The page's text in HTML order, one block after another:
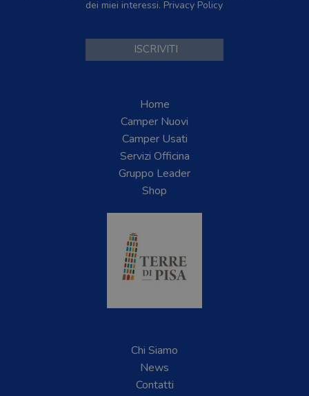
dei miei interessi. Privacy Policy
Home
Camper Nuovi
Camper Usati
Servizi Officina
Gruppo Leader
Shop
Chi Siamo
News
Contatti